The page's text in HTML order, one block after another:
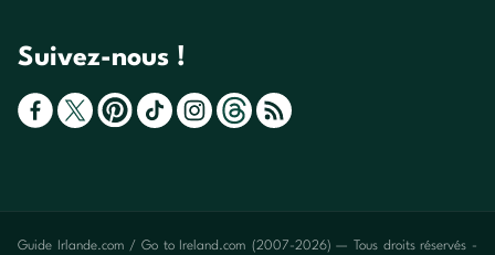
Suivez-nous !
Guide Irlande.com / Go to Ireland.com (2007-2026) — Tous droits réservés -